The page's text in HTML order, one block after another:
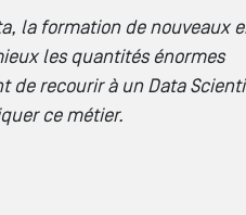
la formation de nouveaux
les quantités énormes
de recourir à un Data
ce métier.